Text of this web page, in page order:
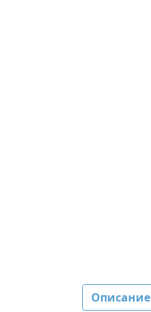
Описание